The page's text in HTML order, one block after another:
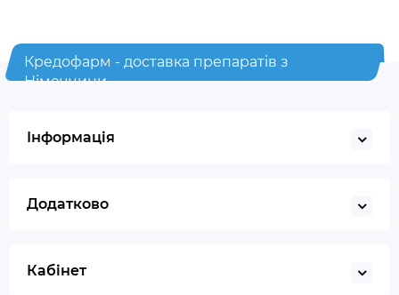
Кредофарм - доставка препаратів з
Німеччини
Інформація
Додатково
Кабінет